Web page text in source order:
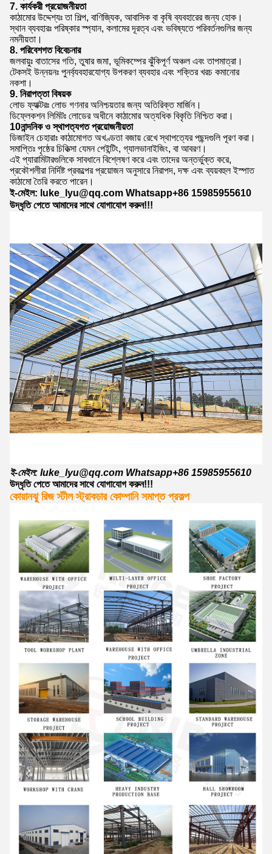
7. কার্যকরী প্রয়োজনীয়তা
কাঠামোর উদ্দেশ্যঃ তা শিল্প, বাণিজ্যিক, আবাসিক বা কৃষি ব্যবহারের জন্য হোক।
স্থান ব্যবহারঃ পরিষ্কার স্প্যান, কলামের দূরত্ব এবং ভবিষ্যতে পরিবর্তনগুলির জন্য
নমনীয়তা।
8. পরিবেশগত বিবেচনার
জলবায়ুঃ বাতাসের গতি, তুষার জমা, ভূমিকম্পের ঝুঁকিপূর্ণ অঞ্চল এবং তাপমাত্রা।
টেকসই উন্নয়নঃ পুনর্ব্যবহারযোগ্য উপকরণ ব্যবহার এবং শক্তির খরচ কমানোর
নকশা।
9. নিরাপত্তা বিষয়ক
লোড ফ্যাক্টরঃ লোড গণনার অনিশ্চয়তার জন্য অতিরিক্ত মার্জিন।
ডিফ্লেকশন লিমিটঃ লোডের অধীনে কাঠামোর অত্যধিক বিকৃতি নিশ্চিত করা।
10নান্দনিক ও স্থাপত্যগত প্রয়োজনীয়তা
ডিজাইন চেহারাঃ কাঠামোগত অখণ্ডতা বজায় রেখে স্থাপত্যের পছন্দগুলি পূরণ করা।
সমাপ্তিঃ পৃষ্ঠের চিকিত্সা যেমন পেইন্টিং, গ্যালভানাইজিং, বা আবরণ।
এই প্যারামিটারগুলিকে সাবধানে বিশ্লেষণ করে এবং তাদের অন্তর্ভুক্ত করে,
প্রকৌশলীরা নির্দিষ্ট প্রকল্পের প্রয়োজন অনুসারে নিরাপদ, দক্ষ এবং ব্যয়বহুল ইস্পাত
কাঠামো তৈরি করতে পারেন।
ই-মেইল: luke_lyu@qq.com Whatsapp+86 15985955610
উদ্ধৃতি পেতে আমাদের সাথে যোগাযোগ করুন!!!
ই-মেইল: luke_lyu@qq.com Whatsapp+86 15985955610
উদ্ধৃতি পেতে আমাদের সাথে যোগাযোগ করুন!!!
কোয়ানঝু রিজ স্টীল স্ট্রাকচার কোম্পানি সমাপ্ত প্রকল্প